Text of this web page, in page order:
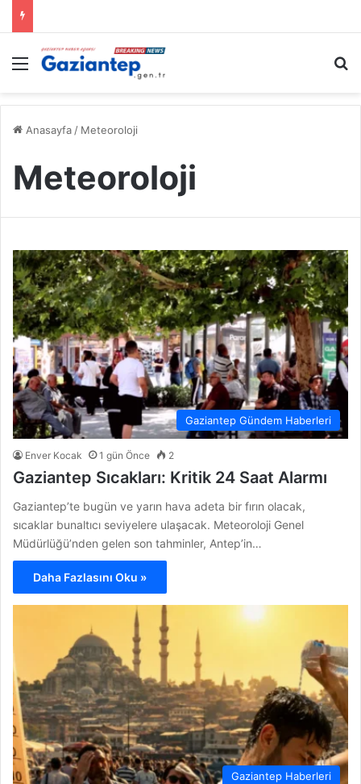
Menü
Anasayfa / Meteoroloji
Meteoroloji
Gaziantep Gündem Haberleri
Enver Kocak 1 gün Önce 2
Gaziantep Sıcakları: Kritik 24 Saat Alarmı
Gaziantep’te bugün ve yarın hava adeta bir fırın olacak,
sıcaklar bunaltıcı seviyelere ulaşacak. Meteoroloji Genel
Müdürlüğü’nden gelen son tahminler, Antep’in…
Daha Fazlasını Oku »
Gaziantep Haberleri